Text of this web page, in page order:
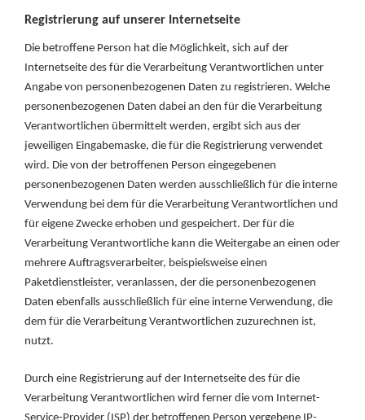
Registrierung auf unserer Internetseite
Die betroffene Person hat die Möglichkeit, sich auf der
Internetseite des für die Verarbeitung Verantwortlichen unter
Angabe von personenbezogenen Daten zu registrieren. Welche
personenbezogenen Daten dabei an den für die Verarbeitung
Verantwortlichen übermittelt werden, ergibt sich aus der
jeweiligen Eingabemaske, die für die Registrierung verwendet
wird. Die von der betroffenen Person eingegebenen
personenbezogenen Daten werden ausschließlich für die interne
Verwendung bei dem für die Verarbeitung Verantwortlichen und
für eigene Zwecke erhoben und gespeichert. Der für die
Verarbeitung Verantwortliche kann die Weitergabe an einen oder
mehrere Auftragsverarbeiter, beispielsweise einen
Paketdienstleister, veranlassen, der die personenbezogenen
Daten ebenfalls ausschließlich für eine interne Verwendung, die
dem für die Verarbeitung Verantwortlichen zuzurechnen ist,
nutzt.
Durch eine Registrierung auf der Internetseite des für die
Verarbeitung Verantwortlichen wird ferner die vom Internet-